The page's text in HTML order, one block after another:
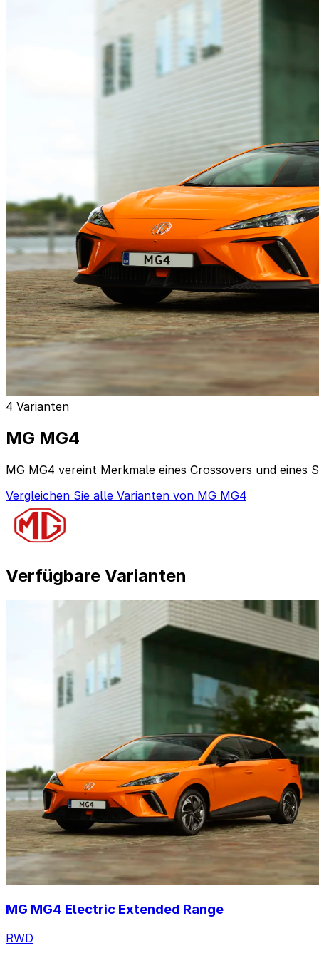
4 Varianten
MG MG4
MG MG4 vereint Merkmale eines Crossovers und
Vergleichen Sie alle Varianten von MG MG4
Verfügbare Varianten
MG MG4 Electric Extended Range
RWD